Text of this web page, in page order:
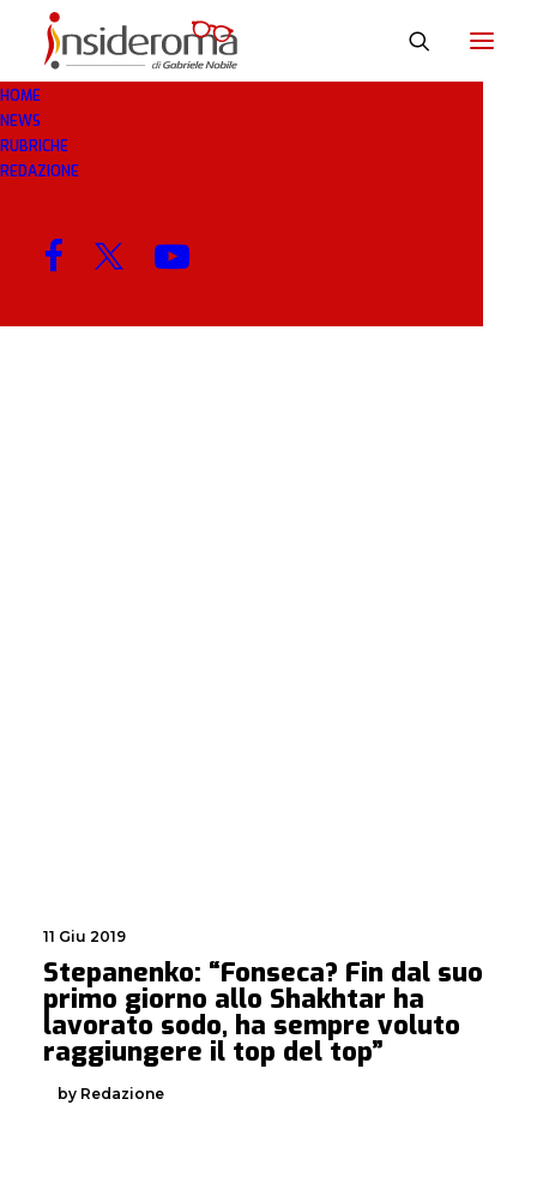
HOME
NEWS
RUBRICHE
REDAZIONE
STEPANENKO
MENU
11 Giu 2019
Stepanenko: “Fonseca? Fin dal suo
primo giorno allo Shakhtar ha
lavorato sodo, ha sempre voluto
raggiungere il top del top”
by Redazione